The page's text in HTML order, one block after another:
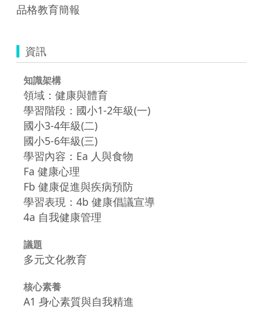
品格教育簡報
資訊
知識架構
領域：健康與體育
學習階段：國小1-2年級(一)
國小3-4年級(二)
國小5-6年級(三)
學習內容：Ea 人與食物
Fa 健康心理
Fb 健康促進與疾病預防
學習表現：4b 健康倡議宣導
4a 自我健康管理
議題
多元文化教育
核心素養
A1 身心素質與自我精進